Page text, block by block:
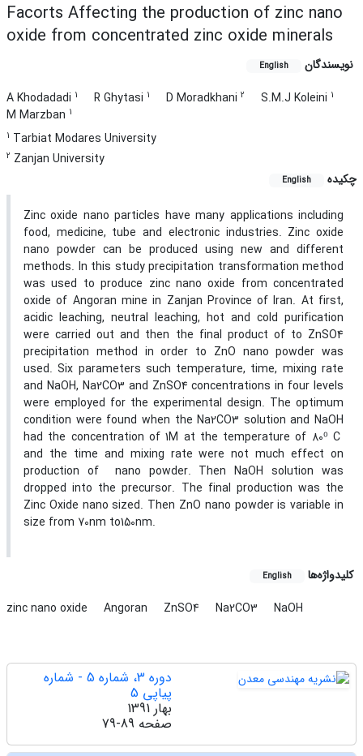
Facorts Affecting the production of zinc nano
oxide from concentrated zinc oxide minerals
نویسندگان English
A Khodadadi 1 R Ghytasi 1 D Moradkhani 2 S.M.J Koleini 1
M Marzban 1
1 Tarbiat Modares University
2 Zanjan University
چکیده
English
Zinc oxide nano particles have many applications including
food, medicine, tube and electronic industries. Zinc oxide
nano powder can be produced using new and different
methods. In this study precipitation transformation method
was used to produce zinc nano oxide from concentrated
oxide of Angoran mine in Zanjan Province of Iran. At first,
acidic leaching, neutral leaching, hot and cold purification
were carried out and then the final product of to ZnSO4
precipitation method in order to ZnO nano powder was
used. Six parameters such temperature, time, mixing rate
and NaOH, Na2CO3 and ZnSO4 concentrations in four levels
were employed for the experimental design. The optimum
condition were found when the Na2CO3 solution and NaOH
had the concentration of 1M at the temperature of 80⁰ C
and the time and mixing rate were not much effect on
production of nano powder. Then NaOH solution was
dropped into the precursor. The final production was the
Zinc Oxide nano sized. Then ZnO nano powder is variable in
size from 70nm to150nm.
کلیدواژه‌ها English
zinc nano oxide Angoran ZnSO4 Na2CO3 NaOH
دوره 3، شماره 5 - شماره
پیاپی 5
بهار 1391
صفحه 79-89